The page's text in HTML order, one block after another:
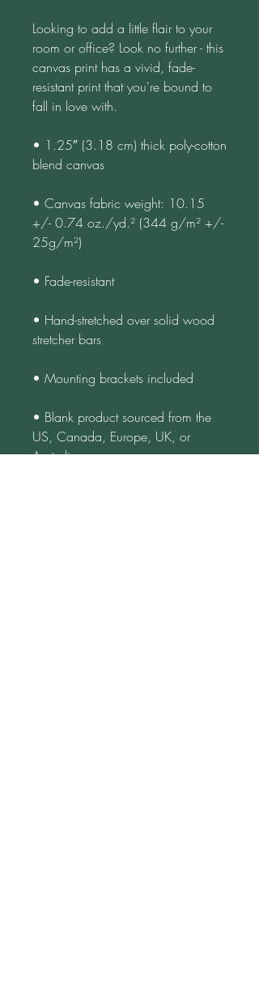
Looking to add a little flair to your
room or office? Look no further - this
canvas print has a vivid, fade-
resistant print that you're bound to
fall in love with.
• 1.25″ (3.18 cm) thick poly-cotton
blend canvas
• Canvas fabric weight: 10.15
+/- 0.74 oz./yd.² (344 g/m² +/-
25g/m²)
• Fade-resistant
• Hand-stretched over solid wood
stretcher bars
• Mounting brackets included
• Blank product sourced from the
US, Canada, Europe, UK, or
Australia